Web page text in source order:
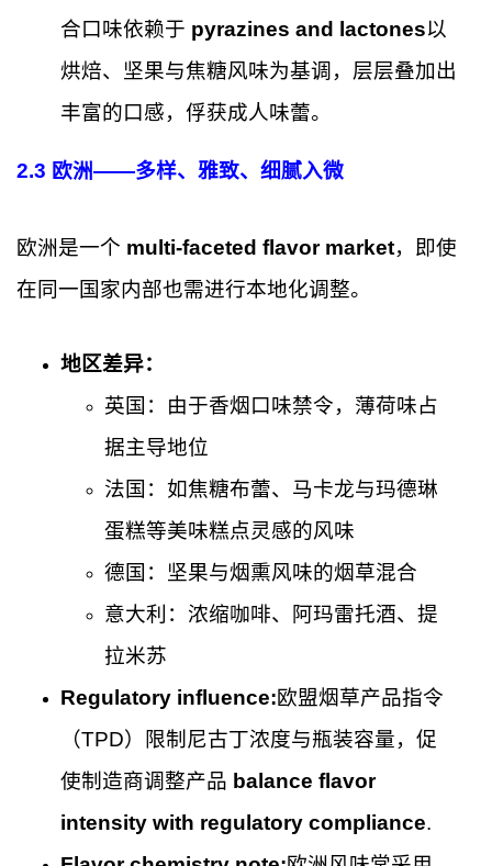
合口味依赖于 pyrazines and lactones以
烘焙、坚果与焦糖风味为基调，层层叠加出
丰富的口感，俘获成人味蕾。
2.3 欧洲——多样、雅致、细腻入微
欧洲是一个 multi-faceted flavor market，即使
在同一国家内部也需进行本地化调整。
地区差异：
英国：由于香烟口味禁令，薄荷味占
据主导地位
法国：如焦糖布蕾、马卡龙与玛德琳
蛋糕等美味糕点灵感的风味
德国：坚果与烟熏风味的烟草混合
意大利：浓缩咖啡、阿玛雷托酒、提
拉米苏
Regulatory influence:欧盟烟草产品指令
（TPD）限制尼古丁浓度与瓶装容量，促
使制造商调整产品 balance flavor
intensity with regulatory compliance.